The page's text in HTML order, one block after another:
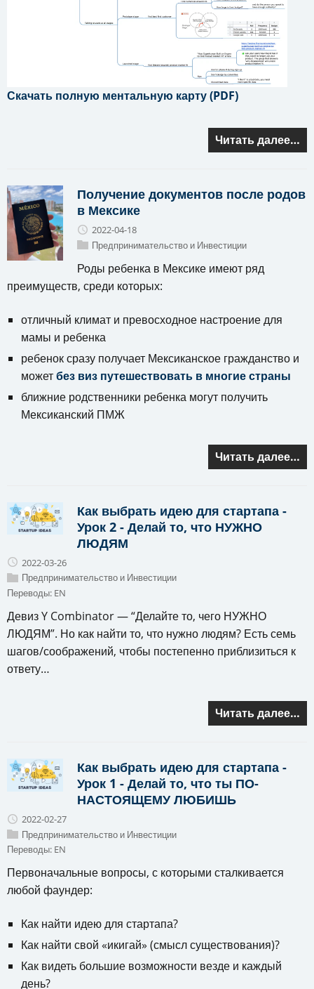
Скачать полную ментальную карту (PDF)
Читать далее…
Получение документов после родов
в Мексике
2022-04-18
Предпринимательство и Инвестиции
Роды ребенка в Мексике имеют ряд
преимуществ, среди которых:
отличный климат и превосходное настроение для
мамы и ребенка
ребенок сразу получает Мексиканское гражданство и
можетбез виз путешествовать в многие страны
ближние родственники ребенка могут получить
Мексиканский ПМЖ
Читать далее…
Как выбрать идею для стартапа -
Урок 2 - Делай то, что НУЖНО
ЛЮДЯМ
2022-03-26
Предпринимательство и Инвестиции
Переводы: EN
Девиз Y Combinator — “Делайте то, чего НУЖНО
ЛЮДЯМ”. Но как найти то, что нужно людям? Есть семь
шагов/соображений, чтобы постепенно приблизиться к
ответу…
Читать далее…
Как выбрать идею для стартапа -
Урок 1 - Делай то, что ты ПО-
НАСТОЯЩЕМУ ЛЮБИШЬ
2022-02-27
Предпринимательство и Инвестиции
Переводы: EN
Первоначальные вопросы, с которыми сталкивается
любой фаундер:
Как найти идею для стартапа?
Как найти свой «икигай» (смысл существования)?
Как видеть большие возможности везде и каждый
день?